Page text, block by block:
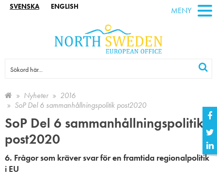
SVENSKA ENGLISH MENY
Nyheter
2016
SoP Del 6 sammanhållningspolitik post2020
SoP Del 6 sammanhållningspolitik
post2020
6. Frågor som kräver svar för en framtida regionalpolitik
i EU